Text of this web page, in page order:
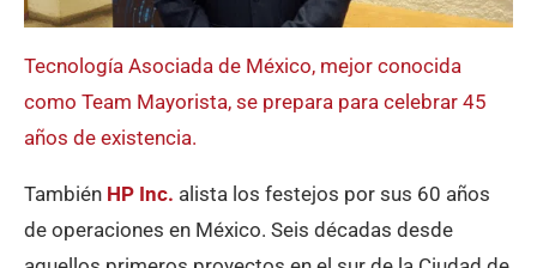
Tecnología Asociada de México, mejor conocida
como Team Mayorista, se prepara para celebrar 45
años de existencia.
También HP Inc. alista los festejos por sus 60 años
de operaciones en México. Seis décadas desde